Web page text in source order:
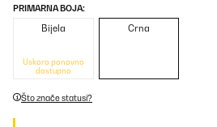
PRIMARNA BOJA:
Bijela
Uskoro ponovno
dostupno
Crna
Što znače statusi?